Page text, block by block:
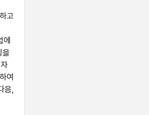
고
을
여
음,